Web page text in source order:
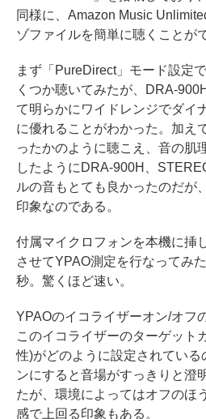
同様に、Amazon Music
ゾファイルを簡単に聴くことが
まず「PureDirect」モード設定
くつか聴いてみたが、DRA-
て明らかにワイドレンジでダイ
に優れることがわかった。加え
ったかのように聴こえ、音の肌
したようにDRA-900H、
ルの音もとても良かったのだが
印象なのである。
付属マイクロフォンを本機に挿
させてYPAO測定を行なってみ
秒。驚くほど速い。
YPAOのイコライザーオン/オフ
このイコライザーのターゲット
性)がどのように設定されてい
ンにすると音場がすっきりと澄
たが、環境によってはオフのほ
感で上回る印象もある。